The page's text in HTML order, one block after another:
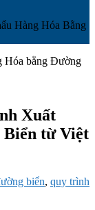
Hàng Hóa Bằng
Xuất
Biển từ Việt
biển, quy trình